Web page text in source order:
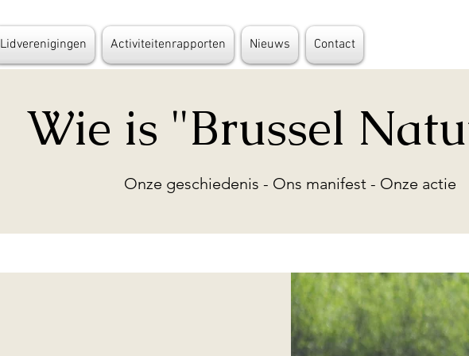
Lidverenigingen Activiteitenrapporten Nieuws Contact
Wie is "Brussel
Onze geschiedenis - Ons manifest - Onze actie